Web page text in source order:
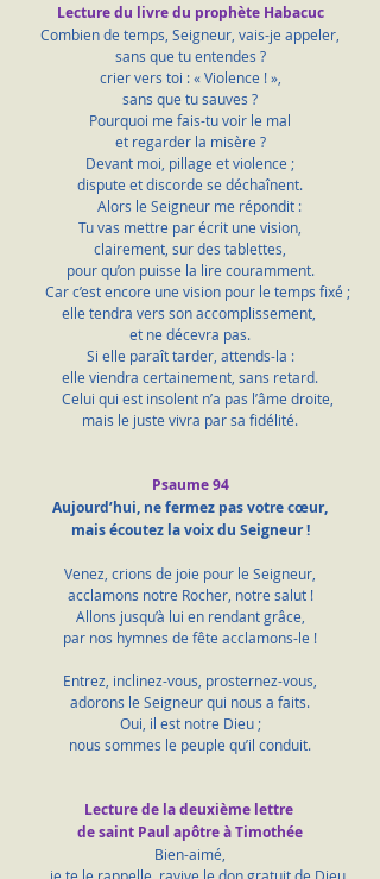
Lecture du livre du prophète Habacuc
Combien de temps, Seigneur, vais-je appeler,
sans que tu entendes ?
crier vers toi : « Violence ! »,
sans que tu sauves ?
Pourquoi me fais-tu voir le mal
et regarder la misère ?
Devant moi, pillage et violence ;
dispute et discorde se déchaînent.
     Alors le Seigneur me répondit :
Tu vas mettre par écrit une vision,
clairement, sur des tablettes,
pour qu’on puisse la lire couramment.
    Car c’est encore une vision pour le temps fixé ;
elle tendra vers son accomplissement,
et ne décevra pas.
Si elle paraît tarder, attends-la :
elle viendra certainement, sans retard.
    Celui qui est insolent n’a pas l’âme droite,
mais le juste vivra par sa fidélité.
Psaume 94
Aujourd’hui, ne fermez pas votre cœur,
mais écoutez la voix du Seigneur !
Venez, crions de joie pour le Seigneur,
acclamons notre Rocher, notre salut !
Allons jusqu’à lui en rendant grâce,
par nos hymnes de fête acclamons-le !
Entrez, inclinez-vous, prosternez-vous,
adorons le Seigneur qui nous a faits.
Oui, il est notre Dieu ;
nous sommes le peuple qu’il conduit.
Lecture de la deuxième lettre
de saint Paul apôtre à Timothée
Bien-aimé,